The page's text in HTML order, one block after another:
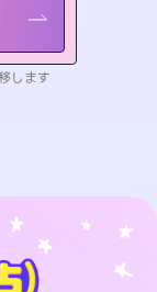
します